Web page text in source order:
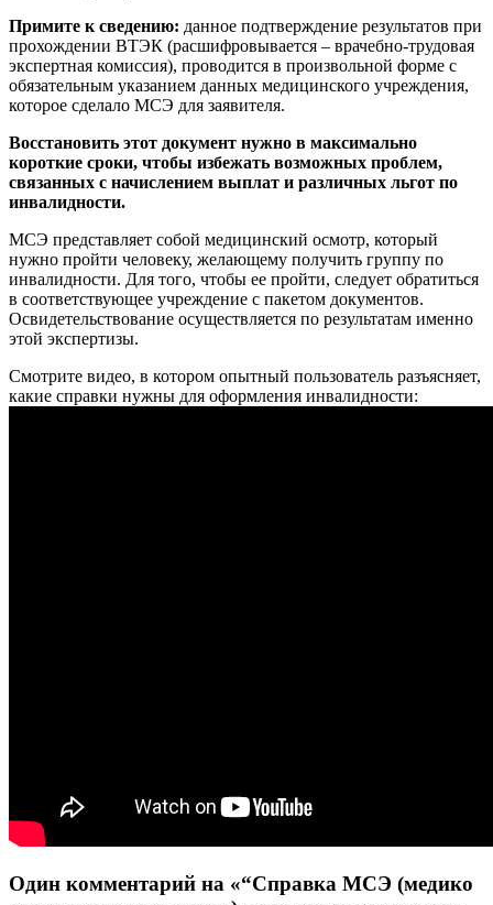
Примите к сведению: данное подтверждение результатов при
прохождении ВТЭК (расшифровывается – врачебно-трудовая
экспертная комиссия), проводится в произвольной форме с
обязательным указанием данных медицинского учреждения,
которое сделало МСЭ для заявителя.
Восстановить этот документ нужно в максимально
короткие сроки, чтобы избежать возможных проблем,
связанных с начислением выплат и различных льгот по
инвалидности.
МСЭ представляет собой медицинский осмотр, который
нужно пройти человеку, желающему получить группу по
инвалидности. Для того, чтобы ее пройти, следует обратиться
в соответствующее учреждение с пакетом документов.
Освидетельствование осуществляется по результатам именно
этой экспертизы.
Смотрите видео, в котором опытный пользователь разъясняет,
какие справки нужны для оформления инвалидности:
Один комментарий на «“Справка МСЭ (медико